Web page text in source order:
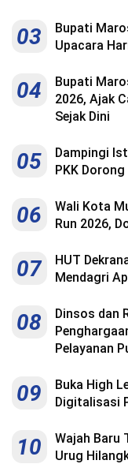
03
Bupati
Upacara
04
Bupati
2026, Ajak
Sejak Dini
05
Dampingi
PKK
06
Wali Kota
Run 2026,
07
HUT
Mendagri
08
Dinsos dan
Pelayanan
09
Buka High
Digitalisasi
10
Wajah Baru
Urug